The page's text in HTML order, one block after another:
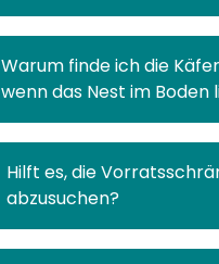
Warum finde ich die
wenn das Nest im Boden
Hilft es, die
abzusuchen?